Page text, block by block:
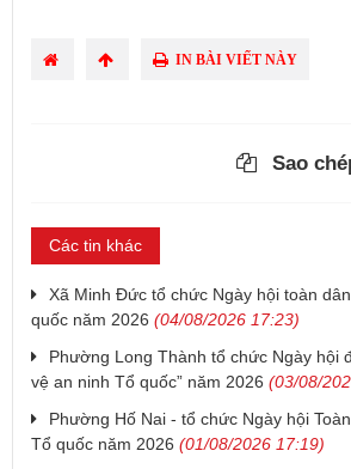
IN BÀI VIẾT NÀY
Sao
Các tin khác
Xã Minh Đức tổ chức Ngày hội toàn
quốc năm 2026 (04/08/2026 17:23)
Phường Long Thành tổ chức Ngày hội
vệ an ninh Tổ quốc” năm 2026 (03/08/
Phường Hố Nai - tổ chức Ngày hội
Tổ quốc năm 2026 (01/08/2026 17:19)